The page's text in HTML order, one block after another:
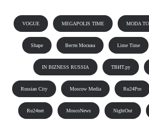
VOGUE MEGAPOLIS TIME MODA
Shape Вести Москва Lime Time
IN BIZNESS RUSSIA ТВИТ.ру
Russian City Moscow Media Ru24Pro
Ru24net MoscoNews NightOut